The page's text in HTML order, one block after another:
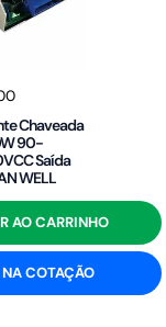
Chaveada
90-
Saída
WELL
AO CARRINHO
COTAÇÃO